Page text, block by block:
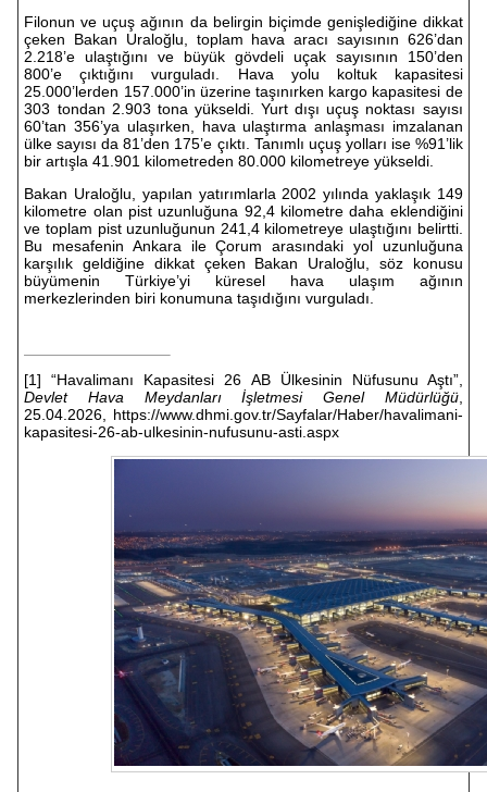
Filonun ve uçuş ağının da belirgin biçimde genişlediğine dikkat
çeken Bakan Uraloğlu, toplam hava aracı sayısının 626’dan
2.218’e ulaştığını ve büyük gövdeli uçak sayısının 150’den
800’e çıktığını vurguladı. Hava yolu koltuk kapasitesi
25.000’lerden 157.000’in üzerine taşınırken kargo kapasitesi de
303 tondan 2.903 tona yükseldi. Yurt dışı uçuş noktası sayısı
60’tan 356’ya ulaşırken, hava ulaştırma anlaşması imzalanan
ülke sayısı da 81’den 175’e çıktı. Tanımlı uçuş yolları ise %91’lik
bir artışla 41.901 kilometreden 80.000 kilometreye yükseldi.
Bakan Uraloğlu, yapılan yatırımlarla 2002 yılında yaklaşık 149
kilometre olan pist uzunluğuna 92,4 kilometre daha eklendiğini
ve toplam pist uzunluğunun 241,4 kilometreye ulaştığını belirtti.
Bu mesafenin Ankara ile Çorum arasındaki yol uzunluğuna
karşılık geldiğine dikkat çeken Bakan Uraloğlu, söz konusu
büyümenin Türkiye’yi küresel hava ulaşım ağının
merkezlerinden biri konumuna taşıdığını vurguladı.
[1] “Havalimanı Kapasitesi 26 AB Ülkesinin Nüfusunu Aştı”,
Devlet Hava Meydanları İşletmesi Genel Müdürlüğü,
25.04.2026, https://www.dhmi.gov.tr/Sayfalar/Haber/havalimani-
kapasitesi-26-ab-ulkesinin-nufusunu-asti.aspx